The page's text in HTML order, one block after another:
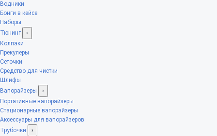
Водники
Бонги в кейсе
Наборы
Тюнинг
›
Колпаки
Прекулеры
Сеточки
Средство для чистки
Шлифы
Вапорайзеры
›
Портативные вапорайзеры
Стационарные вапорайзеры
Аксессуары для вапорайзеров
Трубочки
›